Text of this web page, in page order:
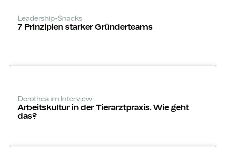
Leadership-Snacks
7 Prinzipien starker Gründerteams
Dorothea im Interview
Arbeitskultur in der Tierarztpraxis. Wie geht
das?